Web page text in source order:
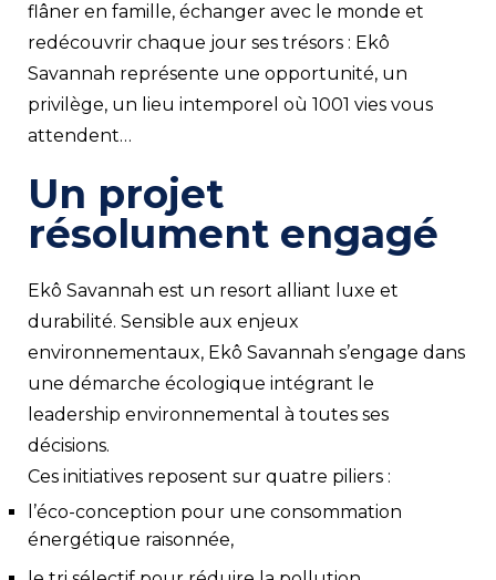
flâner en famille, échanger avec le monde et
redécouvrir chaque jour ses trésors : Ekô
Savannah représente une opportunité, un
privilège, un lieu intemporel où 1001 vies vous
attendent…
Un projet
résolument engagé
Ekô Savannah est un resort alliant luxe et
durabilité. Sensible aux enjeux
environnementaux, Ekô Savannah s’engage dans
une démarche écologique intégrant le
leadership environnemental à toutes ses
décisions.
Ces initiatives reposent sur quatre piliers :
l’éco-conception pour une consommation
énergétique raisonnée,